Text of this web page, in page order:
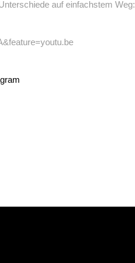
auf einfachstem Weg: